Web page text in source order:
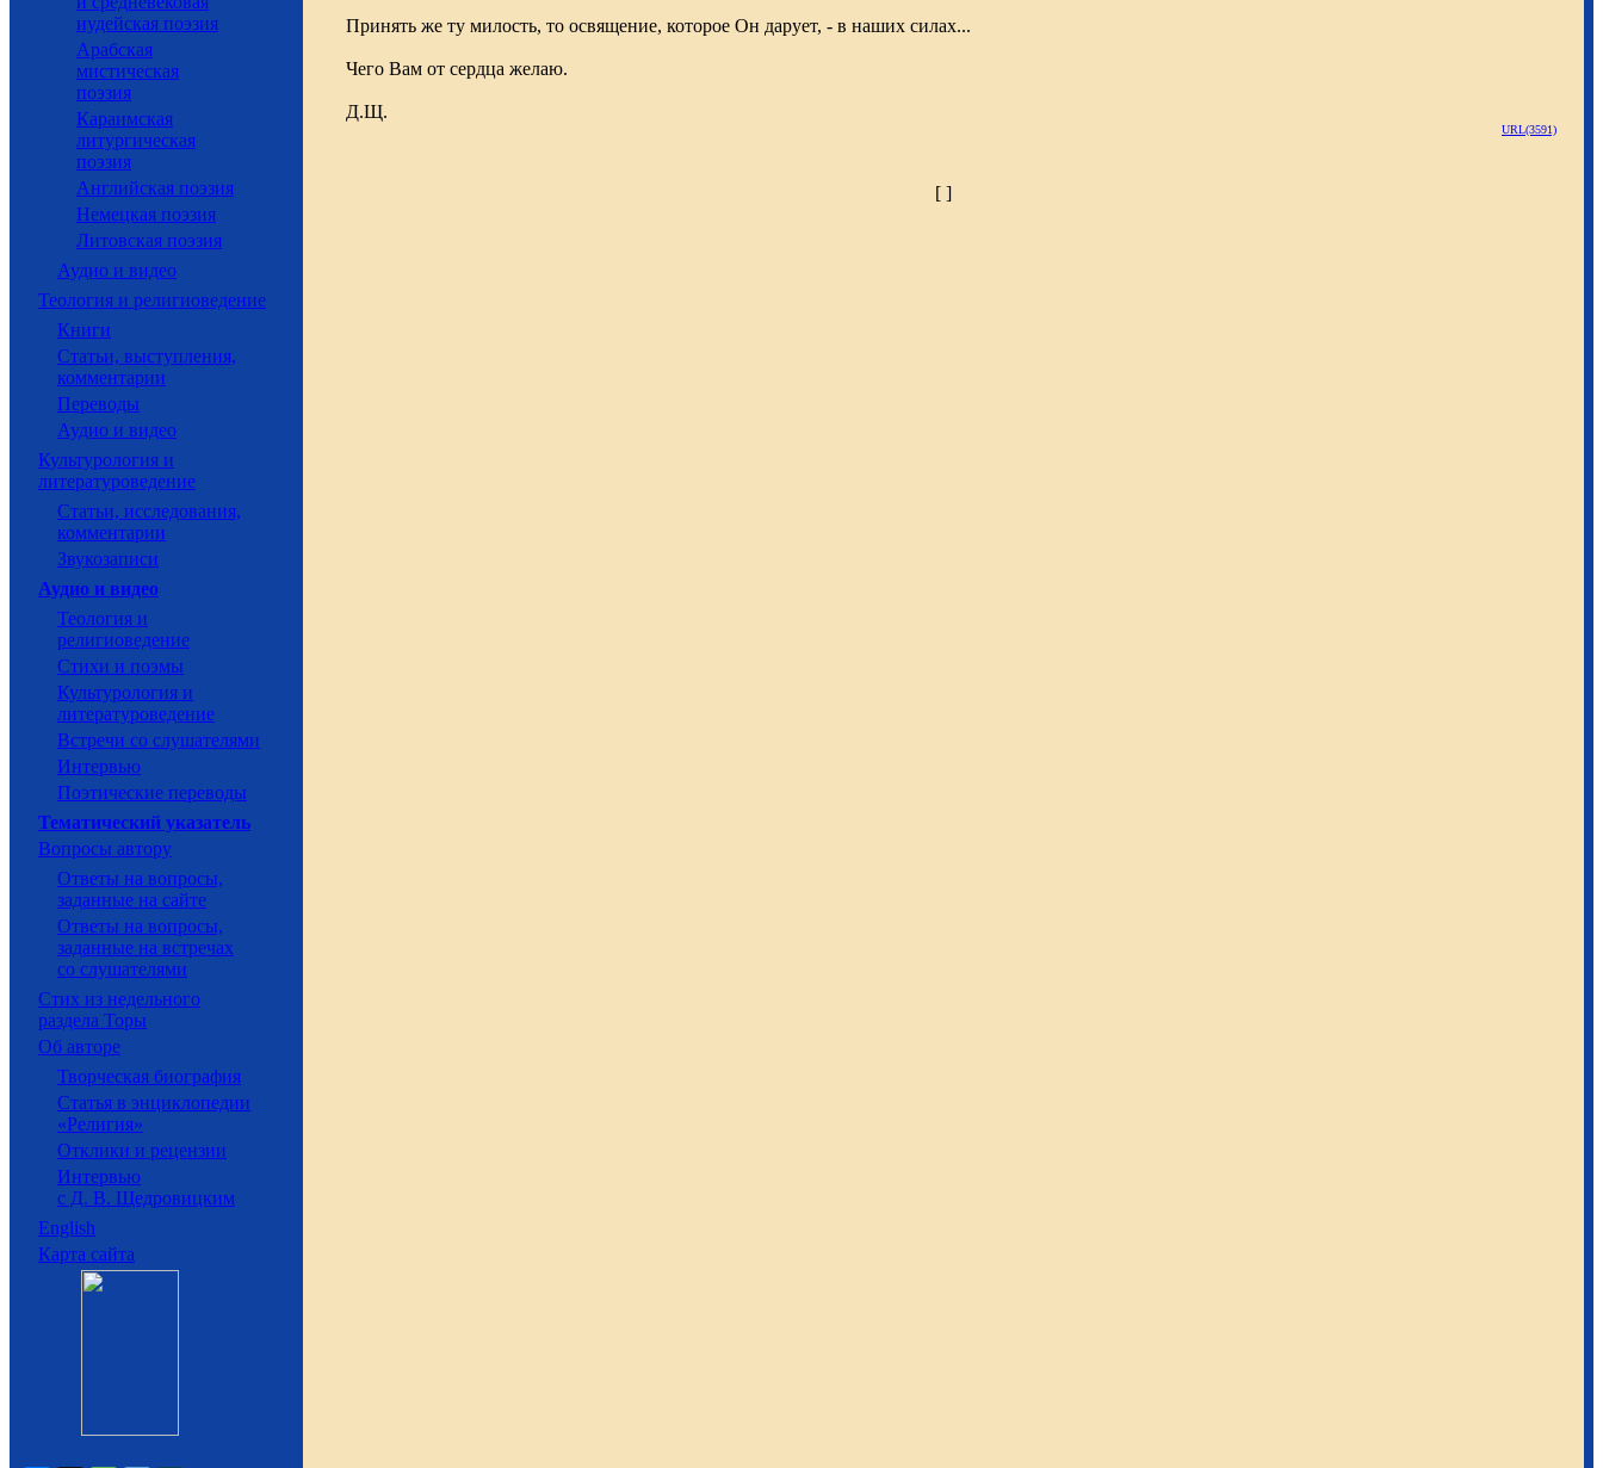
иудейская поэзия
Арабская
мистическая
поэзия
Караимская
литургическая
поэзия
Английская поэзия
Немецкая поэзия
Литовская поэзия
Аудио и видео
Теология и религиоведение
Книги
Статьи, выступления,
комментарии
Переводы
Аудио и видео
Культурология и
литературоведение
Статьи, исследования,
комментарии
Звукозаписи
Аудио и видео
Теология и
религиоведение
Стихи и поэмы
Культурология и
литературоведение
Встречи со слушателями
Интервью
Поэтические переводы
Тематический указатель
Вопросы автору
Ответы на вопросы,
заданные на сайте
Ответы на вопросы,
заданные на встречах
со слушателями
Стих из недельного
раздела Торы
Об авторе
Творческая биография
Статья в энциклопедии
«Религия»
Отклики и рецензии
Интервью
с Д. В. Щедровицким
English
Карта сайта
Принять же ту милость, то освящение, которое Он дарует, - в наших силах...
Чего Вам от сердца желаю.
Д.Щ.
URL(3591)
[ ]